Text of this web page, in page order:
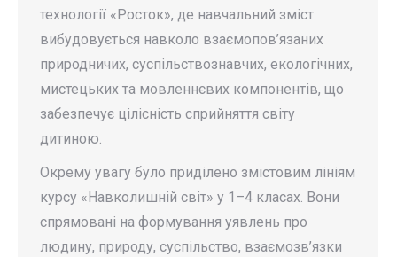
технології «Росток», де навчальний зміст
вибудовується навколо взаємопов’язаних
природничих, суспільствознавчих, екологічних,
мистецьких та мовленнєвих компонентів, що
забезпечує цілісність сприйняття світу
дитиною.
Окрему увагу було приділено змістовим лініям
курсу «Навколишній світ» у 1–4 класах. Вони
спрямовані на формування уявлень про
людину, природу, суспільство, взаємозв’язки